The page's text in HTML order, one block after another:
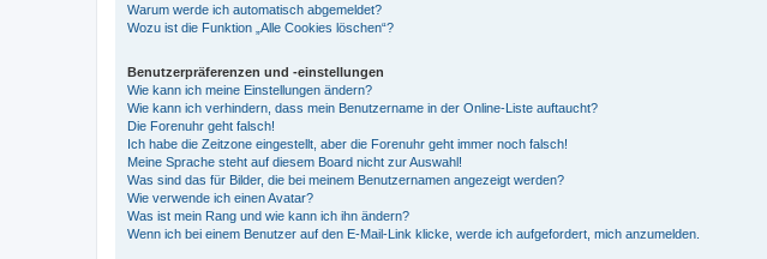
Warum werde ich automatisch abgemeldet?
Wozu ist die Funktion „Alle Cookies löschen“?
Benutzerpräferenzen und -einstellungen
Wie kann ich meine Einstellungen ändern?
Wie kann ich verhindern, dass mein Benutzername in der Online-Liste auftaucht?
Die Forenuhr geht falsch!
Ich habe die Zeitzone eingestellt, aber die Forenuhr geht immer noch falsch!
Meine Sprache steht auf diesem Board nicht zur Auswahl!
Was sind das für Bilder, die bei meinem Benutzernamen angezeigt werden?
Wie verwende ich einen Avatar?
Was ist mein Rang und wie kann ich ihn ändern?
Wenn ich bei einem Benutzer auf den E-Mail-Link klicke, werde ich aufgefordert, mich anzumelden.